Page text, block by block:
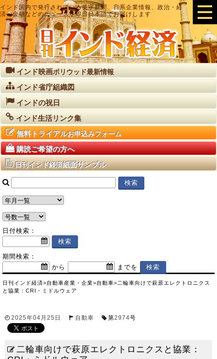
インド国内で発行されている英字新聞、日系企業情報、政治・経
済・金融などのニュースを即日日本語でお届けします
インド映画ボリウッド最新情報
インド省庁組織図
インドの祝日
インド生活リンク集
無料トライアルお申込みフォーム
購読ご希望の方へ
日刊インド経済紙面サンプル
日付検索：
期間検索：
から
までを
日刊インド経済>自動車産業・企業>自動車>二輪車向けで萩原エレクトロニクス
と協業：CRI・ミドルウェア
2025年04月25日 自動車 第2974号
二輪車向けで萩原エレクトロニクスと協業：